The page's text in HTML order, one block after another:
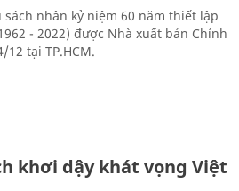
nhân kỷ niệm 60 năm thiết lập
- 2022) được Nhà xuất bản Chính
tại TP.HCM.
khơi dậy khát vọng Việt